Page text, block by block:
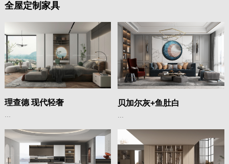
全屋定制家具
理查德 现代轻奢
...
贝加尔灰+鱼肚白